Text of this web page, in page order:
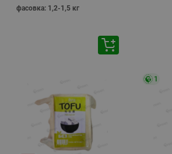
фасовка: 1,2-1,5 кг
1